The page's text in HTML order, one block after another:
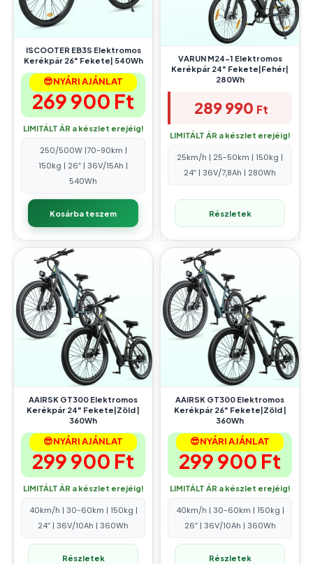
ISCOOTER EB3S Elektromos
Kerékpár 26″ Fekete| 540Wh
😎NYÁRI AJÁNLAT
269 900 Ft
LIMITÁLT ÁR a készlet erejéig!
250/500W |70-90km |
150kg | 26″ | 36V/15Ah |
540Wh
Kosárba teszem
VARUN M24-1 Elektromos
Kerékpár 24″ Fekete|Fehér|
280Wh
289 990 Ft
LIMITÁLT ÁR a készlet erejéig!
25km/h | 25-50km | 150kg |
24″ | 36V/7,8Ah | 280Wh
Részletek
AAIRSK GT300 Elektromos
Kerékpár 24″ Fekete|Zöld |
360Wh
😎NYÁRI AJÁNLAT
299 900 Ft
LIMITÁLT ÁR a készlet erejéig!
40km/h | 30-60km | 150kg |
24″ | 36V/10Ah | 360Wh
Részletek
AAIRSK GT300 Elektromos
Kerékpár 26″ Fekete|Zöld |
360Wh
😎NYÁRI AJÁNLAT
299 900 Ft
LIMITÁLT ÁR a készlet erejéig!
40km/h | 30-60km | 150kg |
26″ | 36V/10Ah | 360Wh
Részletek